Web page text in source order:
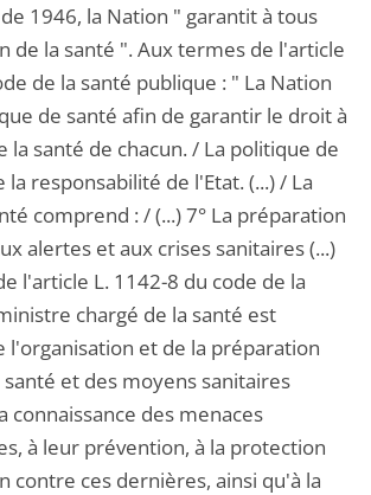
1946, la Nation " garantit à tous
de la santé ". Aux termes de l'article
de la santé publique : " La Nation
de santé afin de garantir le droit à
la santé de chacun. / La politique de
la responsabilité de l'Etat. (...) / La
comprend : / (...) 7° La préparation
alertes et aux crises sanitaires (...)
l'article L. 1142-8 du code de la
chargé de la santé est
l'organisation et de la préparation
et des moyens sanitaires
connaissance des menaces
à leur prévention, à la protection
contre ces dernières, ainsi qu'à la